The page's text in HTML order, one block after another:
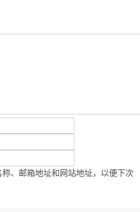
、邮箱地址和网站地址，以便下次